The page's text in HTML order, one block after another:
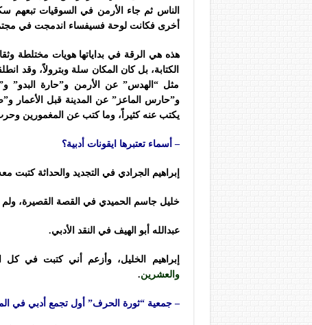
الناس ثم جاء الأرمن في السوقيات
أخرى فكانت لوحة فسيفساء اندمجت في
هذه هي الرقة في بداياتها هويات مختلطة
الكتابة، بل كان المكان سلة وبترولاً، وقد
مثل “الهدس” عن الأرمن و”حارة البدو”
و”حارس الماعز” عن المدينة قبل الأعمار
يكتب عنه كثيراً، وما كتب عن المغمورين
– أسماء تعتبرها ايقونات أدبية؟
إبراهيم الجرادي في التجديد والحداثة كتبت
خليل جاسم الحميدي في القصة القصيرة،
عبدالله أبو الهيف في النقد الأدبي.
إبراهيم الخليل، وأزعم أني كتبت في كل
والعشرين.
– جمعية “ثورة الحرف” أول تجمع أدبي في